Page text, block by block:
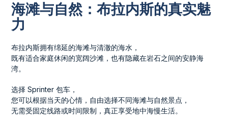
海滩与自然：布拉内斯的真实魅
力
布拉内斯拥有绵延的海滩与清澈的海水，
既有适合家庭休闲的宽阔沙滩，也有隐藏在岩石之间的安静海
湾。
选择 Sprinter 包车，
您可以根据当天的心情，自由选择不同海滩与自然景点，
无需受固定线路或时间限制，真正享受地中海慢生活。